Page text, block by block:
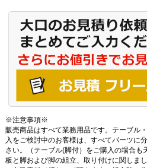
※注意事項※
販売商品はすべて業務用品です。テーブル
入をご検討中のお客様は、すべてパーツに
さい。（テーブル(脚付）をご購入の場合も
板と脚および脚の組立、取り付けに関しま